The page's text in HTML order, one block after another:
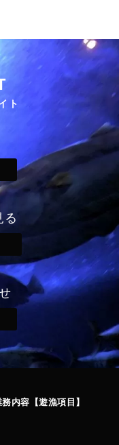
ト
る
務内容【遊漁項目】